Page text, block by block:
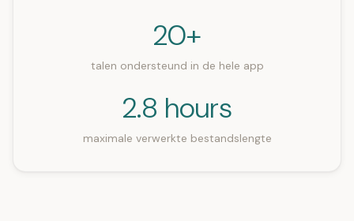
20+
talen ondersteund in de hele app
2.8 hours
maximale verwerkte bestandslengte